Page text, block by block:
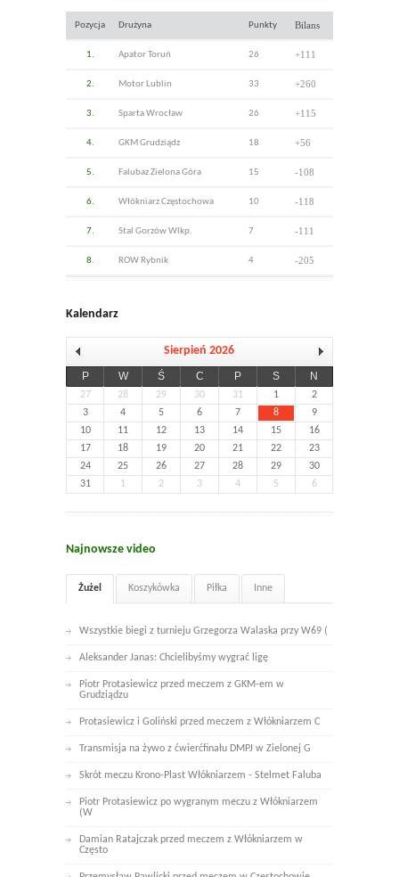
Pozycja Drużyna Punkty Bilans
1. Apator Toruń 26 +111
2. Motor Lublin 33 +260
3. Sparta Wrocław 26 +115
4. GKM Grudziądz 18 +56
5. Falubaz Zielona Góra 15 -108
6. Włókniarz Częstochowa 10 -118
7. Stal Gorzów Wlkp. 7 -111
8. ROW Rybnik 4 -205
Kalendarz
Sierpień 2026
P W Ś C P S N
27 28 29 30 31 1
2
3
4 5 6 7 8
9
10
11 12 13 14 15
16
17
18 19 20 21 22
23
24
25 26 27 28 29
30
31
1 2 3 4 5 6
Najnowsze video
Żużel Koszykówka Piłka Inne
Wszystkie biegi z turnieju Grzegorza Walaska przy W69 (
Aleksander Janas: Chcielibyśmy wygrać ligę
Piotr Protasiewicz przed meczem z GKM-em w
Grudziądzu
Protasiewicz i Goliński przed meczem z Włókniarzem C
Transmisja na żywo z ćwierćfinału DMPJ w Zielonej G
Skrót meczu Krono-Plast Włókniarzem - Stelmet Faluba
Piotr Protasiewicz po wygranym meczu z Włókniarzem
(W
Damian Ratajczak przed meczem z Włókniarzem w
Często